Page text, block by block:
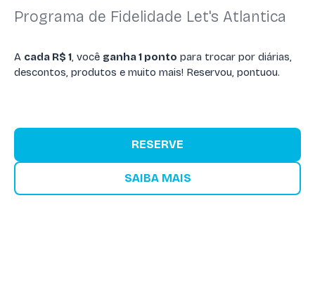
Programa de Fidelidade Let's Atlantica
A cada R$ 1 , você ganha 1 ponto para trocar por diárias,
descontos, produtos e muito mais! Reservou, pontuou.
RESERVE
SAIBA MAIS